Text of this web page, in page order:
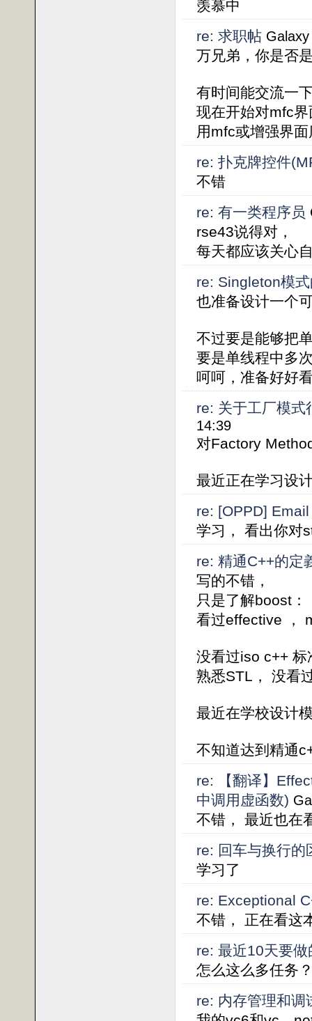
羡慕中
re: 求职帖
万兄弟，你是否
有时间能交流一
现在开始对mfc
用mfc或增强界
re: 扑克牌控件
不错
re: 有一类程序员
rse43说得对，
每天都应该关心
re: Singleton模
也准备设计一个
不过要是能够把
要是单线程中多
呵呵，准备好好
re: 关于工厂模式
14:39
对Factory
最近正在学习设
re: [OPPD]
学习， 看出你对
re: 精通C++的定
写的不错，
只是了解boost
看过effective ，
没看过iso c++ 标
熟悉STL， 没看
最近在学校设计
不知道达到精通
re: 【翻译】
中调用虚函数)
不错， 最近也在
re: 回车与换行的
学习了
re: Exceptional
不错， 正在看这
re: 最近10天要做
怎么这么多任务
re: 内存管理和调